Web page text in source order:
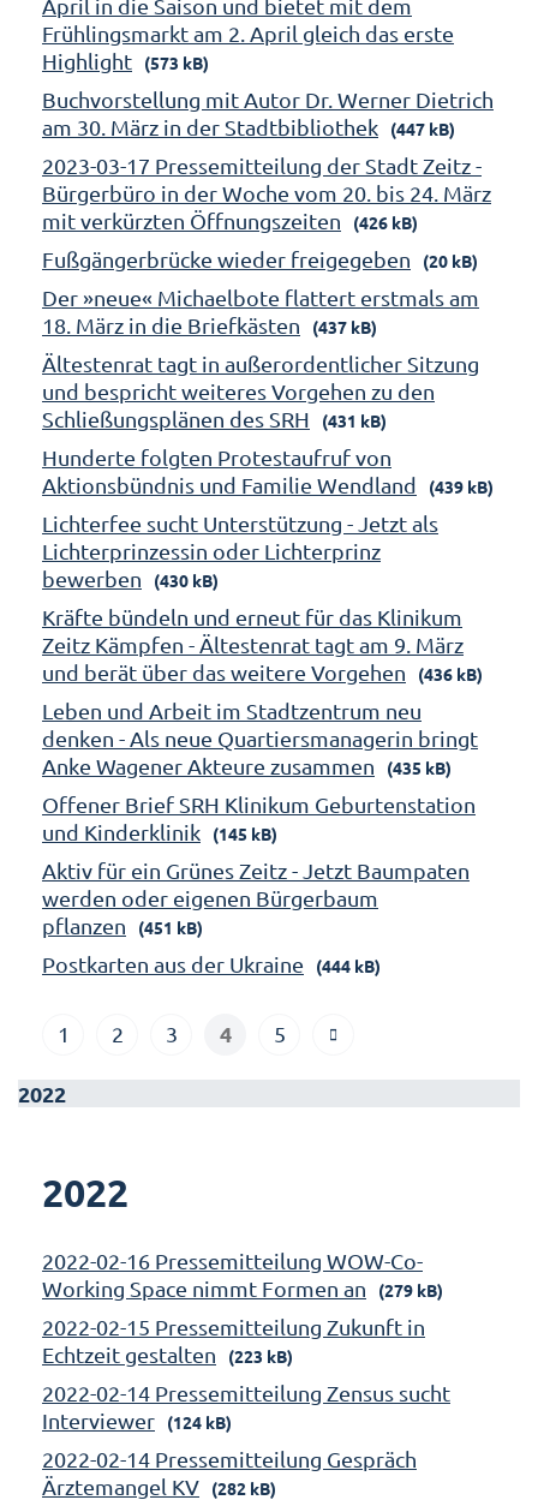
April in die Saison und bietet mit dem
Frühlingsmarkt am 2. April gleich das erste
Highlight
(573 kB)
Buchvorstellung mit Autor Dr. Werner Dietrich
am 30. März in der Stadtbibliothek
(447 kB)
2023-03-17 Pressemitteilung der Stadt Zeitz -
Bürgerbüro in der Woche vom 20. bis 24. März
mit verkürzten Öffnungszeiten
(426 kB)
Fußgängerbrücke wieder freigegeben (20 kB)
Der »neue« Michaelbote flattert erstmals am
18. März in die Briefkästen
(437 kB)
Ältestenrat tagt in außerordentlicher Sitzung
und bespricht weiteres Vorgehen zu den
Schließungsplänen des SRH
(431 kB)
Hunderte folgten Protestaufruf von
Aktionsbündnis und Familie Wendland
(439 kB)
Lichterfee sucht Unterstützung - Jetzt als
Lichterprinzessin oder Lichterprinz
bewerben
(430 kB)
Kräfte bündeln und erneut für das Klinikum
Zeitz Kämpfen - Ältestenrat tagt am 9. März
und berät über das weitere Vorgehen
(436 kB)
Leben und Arbeit im Stadtzentrum neu
denken - Als neue Quartiersmanagerin bringt
Anke Wagener Akteure zusammen
(435 kB)
Offener Brief SRH Klinikum Geburtenstation
und Kinderklinik
(145 kB)
Aktiv für ein Grünes Zeitz - Jetzt Baumpaten
werden oder eigenen Bürgerbaum
pflanzen
(451 kB)
Postkarten aus der Ukraine (444 kB)
1 2 3 4 5
2022
2022
2022-02-16 Pressemitteilung WOW-Co-
Working Space nimmt Formen an
(279 kB)
2022-02-15 Pressemitteilung Zukunft in
Echtzeit gestalten
(223 kB)
2022-02-14 Pressemitteilung Zensus sucht
Interviewer
(124 kB)
2022-02-14 Pressemitteilung Gespräch
Ärztemangel KV
(282 kB)